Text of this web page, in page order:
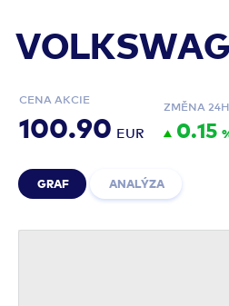
CENA AKCIE
100.90 EUR
ZMĚNA 24H
0.15
GRAF ANALÝZA